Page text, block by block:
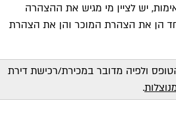
יש לציין מי מגיש את ההצהרה
הן את הצהרת המוכר והן את הצהרת
ולפיה מדובר במכירת/רכישת דירת
.